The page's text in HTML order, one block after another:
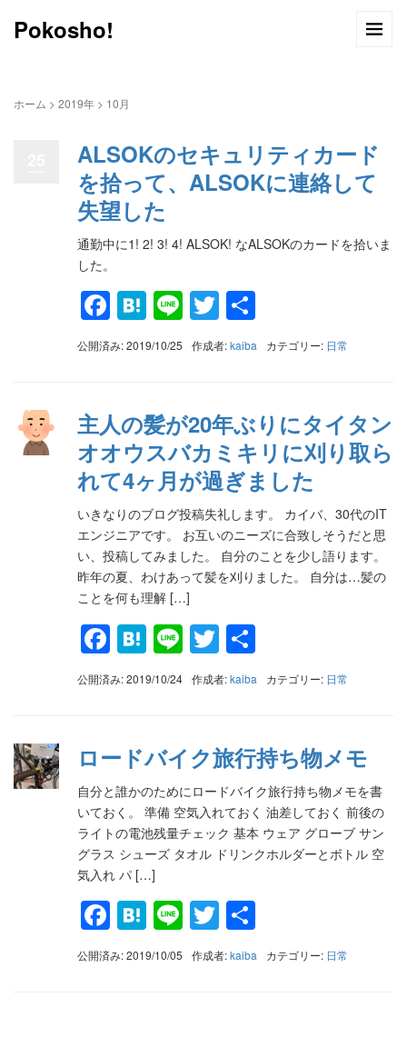
Pokosho!
ホーム > 2019年 > 10月
ALSOKのセキュリティカード
を拾って、ALSOKに連絡して
失望した
通勤中に1! 2! 3! 4! ALSOK! なALSOKのカードを拾いま
した。
Facebook
Hatena
LineTwitter
有
公開済み: 2019/10/25 作成者:kaiba カテゴリー: 日常
主人の髪が20年ぶりにタイタン
オオウスバカミキリに刈り取ら
れて4ヶ月が過ぎました
いきなりのブログ投稿失礼します。 カイバ、30代のIT
エンジニアです。 お互いのニーズに合致しそうだと思
い、投稿してみました。 自分のことを少し語ります。
昨年の夏、わけあって髪を刈りました。 自分は…髪の
ことを何も理解 […]
Facebook
Hatena
LineTwitter
有
公開済み: 2019/10/24 作成者:kaiba カテゴリー: 日常
ロードバイク旅行持ち物メモ
自分と誰かのためにロードバイク旅行持ち物メモを書
いておく。 準備 空気入れておく 油差しておく 前後の
ライトの電池残量チェック 基本 ウェア グローブ サン
グラス シューズ タオル ドリンクホルダーとボトル 空
気入れ パ […]
Facebook
Hatena
LineTwitter
有
公開済み: 2019/10/05 作成者:kaiba カテゴリー: 日常